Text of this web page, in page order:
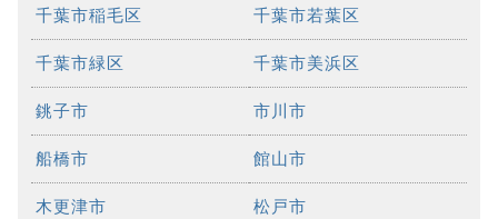
千葉市稲毛区 千葉市若葉区
千葉市緑区 千葉市美浜区
銚子市 市川市
船橋市 館山市
木更津市 松戸市